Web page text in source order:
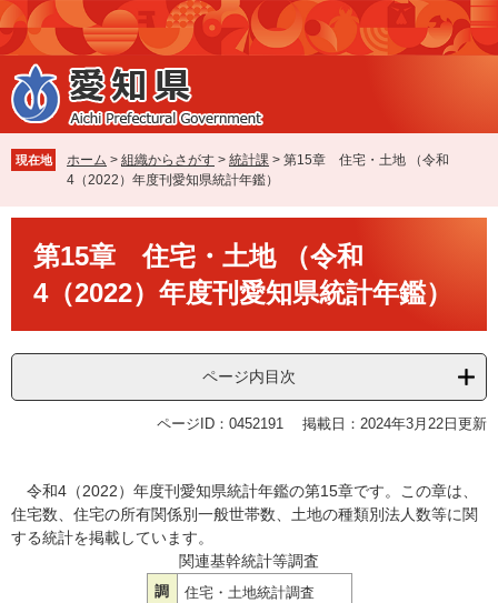
ペ
ー
ジ
の
先
で
す
メ
ニ
ュ
ー
を
ば
し
本
現在地 ホーム > 組織からさがす > 統計課 > 第15章 住宅・土地 （令和
4（2022）年度刊愛知県統計年鑑）
第15章 住宅・土地 （令和
4（2022）年度刊愛知県統計年鑑）
ページ内目次
ページID：0452191 掲載日：2024年3月22日更新
令和4（2022）年度刊愛知県統計年鑑の第15章です。この章は、
住宅数、住宅の所有関係別一般世帯数、土地の種類別法人数等に関
する統計を掲載しています。
関連基幹統計等調査
調
住宅・土地統計調査